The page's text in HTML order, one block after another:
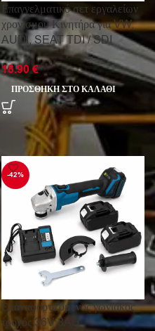
Επαγγελματικό σετ εργαλείων
χρονισμού Κινητήρα για VW,
AUDI, SEAT TDI / SDI
18.90€
ΠΡΟΣΘΉΚΗ ΣΤΟ ΚΑΛΆΘΙ
-42%
Επαναφορτιζόμενος γωνιακός
τροχός 36V 8AH